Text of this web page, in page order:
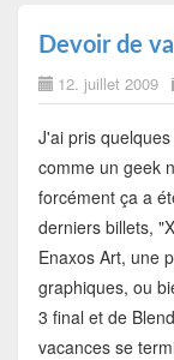
Devoir de
12. juillet 2009
J'ai pris
comme un geek
forcément ça a
derniers billets,
Enaxos Art, une
graphiques, ou
3 final et de
vacances se